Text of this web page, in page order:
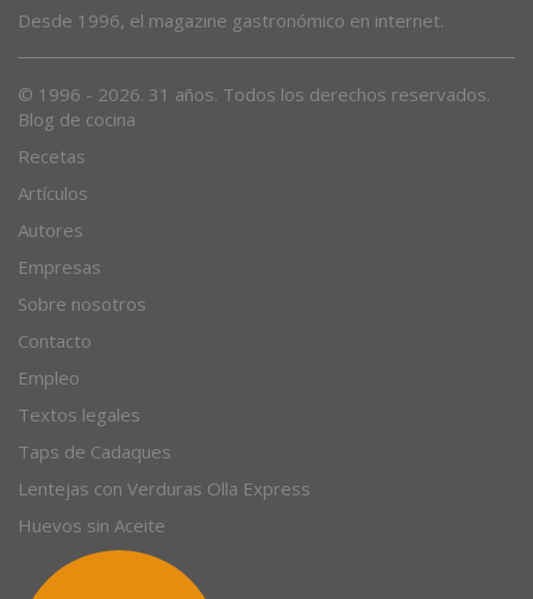
Blog de cocina
Recetas
Artículos
Autores
Empresas
Sobre nosotros
Contacto
Empleo
Textos legales
Taps de Cadaques
Lentejas con Verduras Olla Express
Huevos sin Aceite